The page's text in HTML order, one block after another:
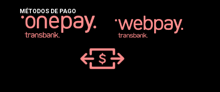
MÉTODOS DE PAGO